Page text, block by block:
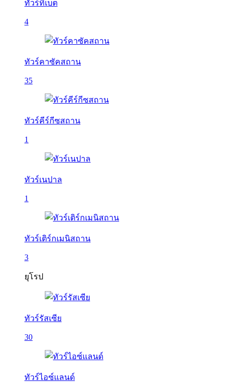
ทัวร์ทิเบต
4
ทัวร์คาซัคสถาน
35
ทัวร์คีร์กีซสถาน
1
ทัวร์เนปาล
1
ทัวร์เติร์กเมนิสถาน
3
ยุโรป
ทัวร์รัสเซีย
30
ทัวร์ไอซ์แลนด์